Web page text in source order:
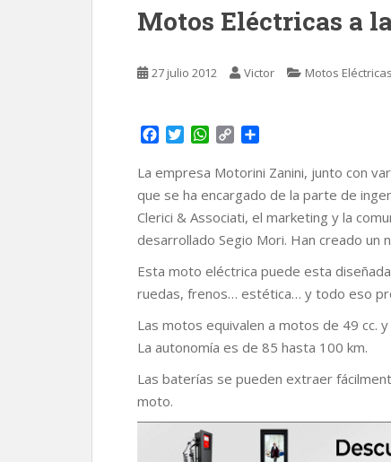
Motos Eléctricas a
27 julio 2012 Victor Motos Eléctricas
c
e
b
o
o
i
t
t
e
r
W
a
t
s
A
p
p
y
L
i
n
m
p
a
r
t
r
La empresa Motorini Zanini, junto con
que se ha encargado de la parte de
Clerici & Associati, el marketing y la
desarrollado Segio Mori. Han creado un
Esta moto eléctrica puede esta
ruedas, frenos… estética… y todo eso
Las motos equivalen a motos de 49 cc.
La autonomía es de 85 hasta 100 km.
Las baterías se pueden extraer
moto.